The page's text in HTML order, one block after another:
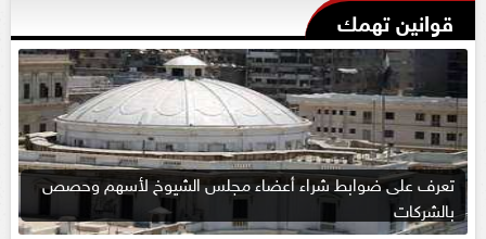
قوانين تهمك
تعرف على ضوابط شراء أعضاء مجلس الشيوخ لأسهم وحصص
بالشركات